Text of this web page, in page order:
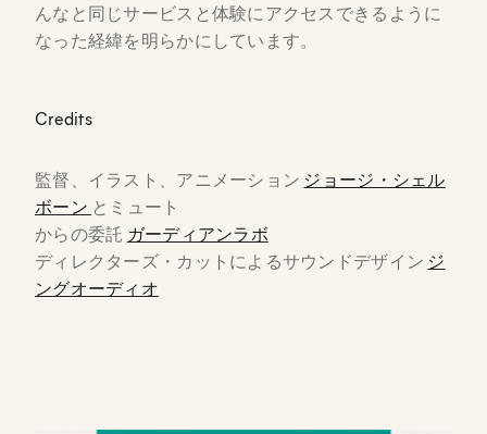
んなと同じサービスと体験にアクセスできるように
なった経緯を明らかにしています。
Credits
監督、イラスト、アニメーション ジョージ・シェル
ボーン とミュート
からの委託 ガーディアンラボ
ディレクターズ・カットによるサウンドデザイン ジ
ングオーディオ